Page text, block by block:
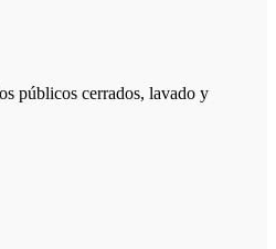
públicos cerrados, lavado y